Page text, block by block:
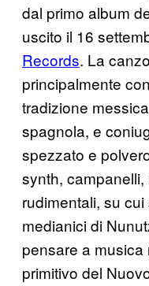
dal primo album
uscito il 16
Records​​. La
principalmente
tradizione
spagnola, e
spezzato e
synth,
rudimentali, su
medianici di
pensare a
primitivo del